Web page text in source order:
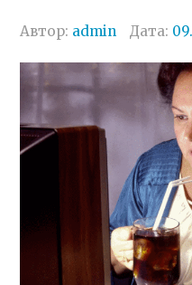
Автор: admin Дата: